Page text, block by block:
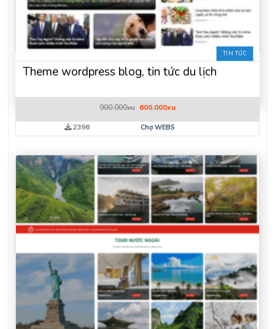
TIN TỨC
Theme wordpress blog, tin tức du lịch
900.000xu Giá
là:
900.000xu.
600.000xuGiá
tại
2396 Chợ WEBS